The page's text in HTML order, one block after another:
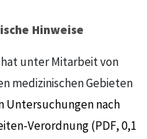
Hinweise
unter Mitarbeit von
medizinischen Gebieten
Untersuchungen nach
Verordnung (PDF, 0,1